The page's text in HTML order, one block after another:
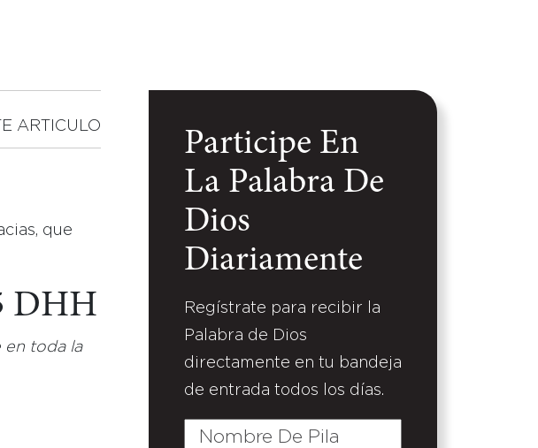
ARTICULO
que
DHH
en toda la
Participe En
La Palabra De
Dios
Diariamente
Regístrate para recibir la
Palabra de Dios
directamente en tu bandeja
de entrada todos los días.
Nombre